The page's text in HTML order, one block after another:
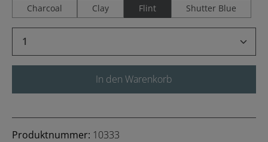
Charcoal Clay Flint Shutter Blue
Produkt Anzahl: Gib den gewünschten
In den Warenkorb
Produktnummer: 10333